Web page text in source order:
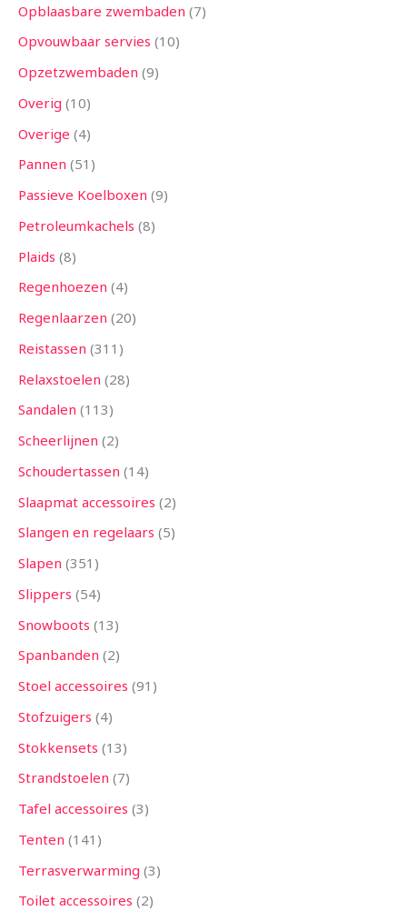
Opblaasbare zwembaden 7
Opvouwbaar servies 10
Opzetzwembaden 9
Overig 10
Overige 4
Pannen 51
Passieve Koelboxen 9
Petroleumkachels 8
Plaids 8
Regenhoezen 4
Regenlaarzen 20
Reistassen 311
Relaxstoelen 28
Sandalen 113
Scheerlijnen 2
Schoudertassen 14
Slaapmat accessoires 2
Slangen en regelaars 5
Slapen 351
Slippers 54
Snowboots 13
Spanbanden 2
Stoel accessoires 91
Stofzuigers 4
Stokkensets 13
Strandstoelen 7
Tafel accessoires 3
Tenten 141
Terrasverwarming 3
Toilet accessoires 2